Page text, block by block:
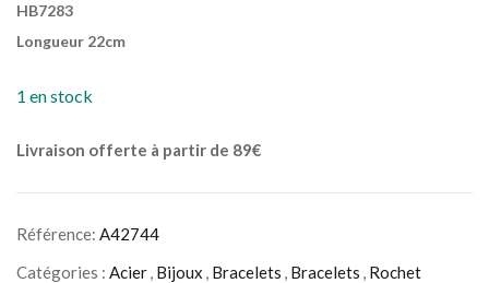
HB7283
Longueur 22cm
1 en stock
Livraison offerte à partir de 89€
Référence: A42744
Catégories : Acier, Bijoux , Bracelets , Bracelets , Rochet